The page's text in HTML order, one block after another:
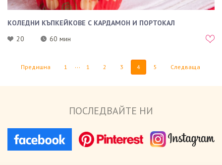
КОЛЕДНИ КЪПКЕЙКОВЕ С КАРДАМОН И ПОРТОКАЛ
20
60 мин
Предишна 1 ... 1 2 3 4 5 Следваща
ПОСЛЕДВАЙТЕ НИ